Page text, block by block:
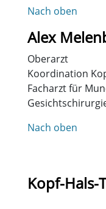
Nach oben
Alex
Oberarzt
Koordination
Facharzt für
Nach oben
Kopf-